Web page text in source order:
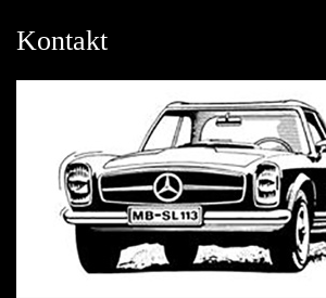
Kontakt